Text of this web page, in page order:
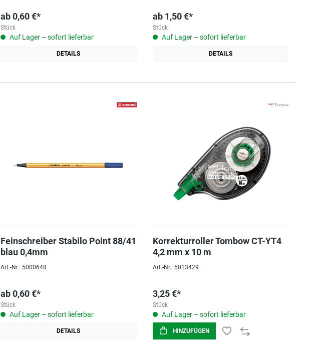
ab0,60 €*
Stück
Auf Lager – sofort lieferbar
DETAILS
ab 1,50 €*
Stück
Auf Lager – sofort lieferbar
DETAILS
Feinschreiber Stabilo Point 88/41
blau 0,4mm
Art.-Nr.: 5000648
ab0,60 €*
Stück
Auf Lager – sofort lieferbar
DETAILS
Korrekturroller Tombow CT-YT4
4,2 mm x 10 m
Art.-Nr.: 5013429
3,25 €*
Stück
Auf Lager – sofort lieferbar
HINZUFÜGEN